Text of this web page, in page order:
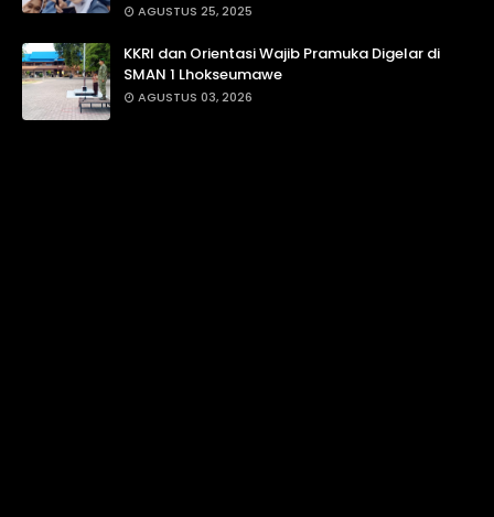
AGUSTUS 25, 2025
KKRI dan Orientasi Wajib Pramuka Digelar di
SMAN 1 Lhokseumawe
AGUSTUS 03, 2026